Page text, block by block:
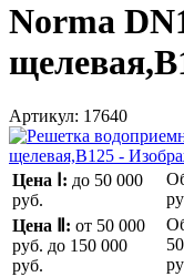
Norma
Артикул: 17640
Цена Ⅰ: до 50 000
руб.
Цена Ⅱ: от 50 000
руб. до 150 000
руб.